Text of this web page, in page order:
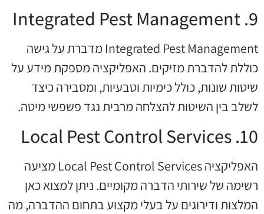
9. Integrated Pest Management
Integrated Pest Management מדברת על גישה
כוללת להדברת מזיקים. האפליקציה מספקת מידע על
שיטות שונות, כולל כימיות וטבעיות, ומסבירה כיצד
לשלב בין השיטות להצלחה מרבית נגד פשפשי מיטה.
10. Local Pest Control Services
האפליקציה Local Pest Control Services מציעה
רשימה של שירותי הדברה מקומיים. ניתן למצוא כאן
המלצות ודירוגים על בעלי מקצוע בתחום ההדברה, מה